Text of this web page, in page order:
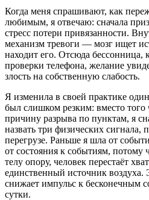
Когда меня спрашивают, как
любимым, я отвечаю: сначала
стресс потери привязанности.
механизм тревоги — мозг ищет
находит его. Отсюда бессонница,
проверки телефона, желание
злость на собственную слабость.
Я изменилa в своей практике
был слишком резким: вместо того
причину разрыва по пунктам, я
назвать три физических сигнала,
перегрузе. Раньше я шла от
от состояния к событиям, потому
телу опору, человек перестаёт
единственный источник воздуха.
снижает импульс к бесконечным
сутки.